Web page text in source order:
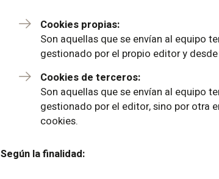
Cookies propias:
Son aquellas que se envían al equipo
gestionado por el propio editor y
Cookies de terceros:
Son aquellas que se envían al equipo
gestionado por el editor, sino por otra
cookies.
Según la finalidad: